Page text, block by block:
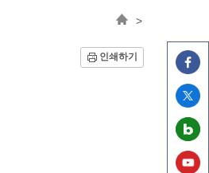
>
인쇄하기